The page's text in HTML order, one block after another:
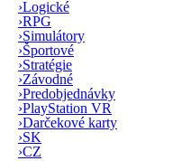
›Logické
›RPG
›Simulátory
›Športové
›Stratégie
›Závodné
›Predobjednávky
›PlayStation VR
›Darčekové karty
›SK
›CZ